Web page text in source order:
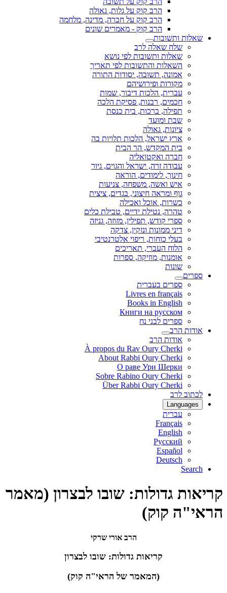
הרב קוק על גלות, גאולה
הרב קוק על חברה, מדינה, מלחמה
הרב קוק - מאמרים שונים
שאלות ותשובות
שלח שאלה לרב
שאלות ותשובות לפי נושא
השאלות והתשובות לפי תאריך
אמונה, תשובה, יסודות התורה
מקורות ופירושיהם
עברית, הלכות דיבור, שמות
חכמים, רבנות, פסיקת הלכה
תפילה, ברכות, בית כנסת
שבת ומועד
ציונות, גאולה
ארץ ישראל, הלכות תלויות בה
בית המקדש, הר הבית
חברה ואקטואליה
עבודה זרה, ישראל והגוים, גיור
חינוך, לימודים, הוראה
איש ואשה, משפחה, צניעות
גוף ומראה חיצוני, בגדים, ציצית
כשרות, אוכל ואכילה
טהרה, נטילת ידיים, טבילת כלים
ספרי קודש, תפילין, מזוזה, גניזה
דיני ממונות ונזקין, צדקה
בעלי כוחות, ריפוי אלטרנטיבי
הלוח העברי, תאריכים
אומנות, מוזיקה, ספרות
שונות
ספרים
ספרים בעברית
Livres en français
Books in English
Книги на русском
ספרים לבני נח
אודות הרב
אודות הרב
À propos du Rav Oury Cherki
About Rabbi Oury Cherki
О раве Ури Шерки
Sobre Rabino Oury Cherki
Über Rabbi Oury Cherki
לכתוב לרב
Languages
עברית
Français
English
Русский
Español
Deutsch
Search
קריאות גדולות: שובו לבצרון (מאמר
הראי"ה קוק)
הרב אורי שרקי
קריאות גדולות: שובו לבצרון
(המאמר של הראי"ה קוק)